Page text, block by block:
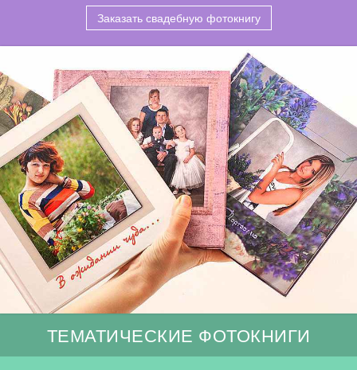
Заказать свадебную фотокнигу
ТЕМАТИЧЕСКИЕ ФОТОКНИГИ